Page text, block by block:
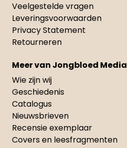
Veelgestelde vragen
Leveringsvoorwaarden
Privacy Statement
Retourneren
Meer van Jongbloed Media
Wie zijn wij
Geschiedenis
Catalogus
Nieuwsbrieven
Recensie exemplaar
Covers en leesfragmenten